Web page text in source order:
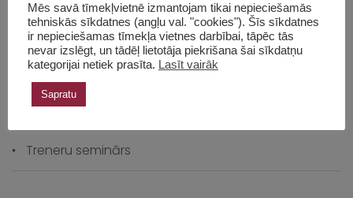
Šahs izaugsmei
Skolas čempionāts
Skolas vēsture
Treneru seminārs
Mēs savā tīmekļvietnē izmantojam tikai nepieciešamās
tehniskās sīkdatnes (angļu val. "cookies"). Šīs sīkdatnes
ir nepieciešamas tīmekļa vietnes darbībai, tāpēc tās
nevar izslēgt, un tādēļ lietotāja piekrišana šai sīkdatņu
kategorijai netiek prasīta. Lasīt vairāk
Sapratu